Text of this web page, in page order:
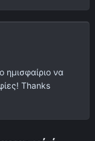
ημισφαίριο να
Thanks